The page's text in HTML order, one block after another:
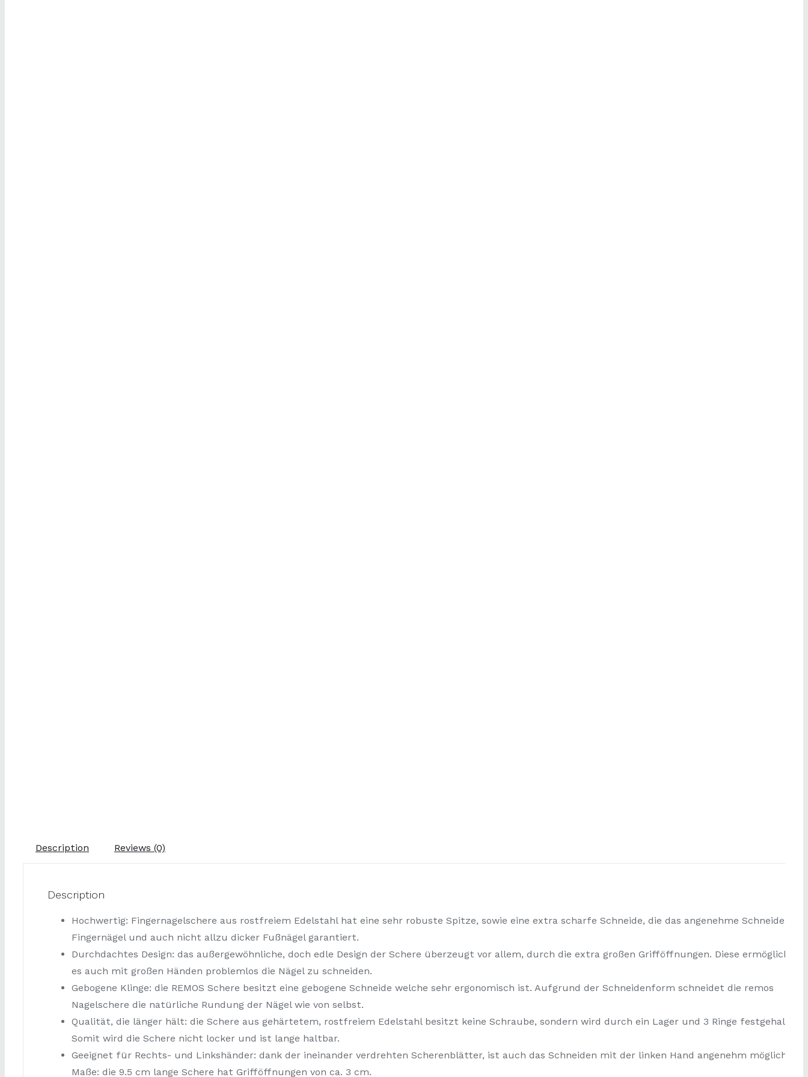
Description Reviews (0)
Description
Hochwertig: Fingernagelschere aus rostfreiem Edelstahl hat eine sehr robuste Spitze, sowie eine extra scharfe Schneide, die das angenehme Schneiden
Fingernägel und auch nicht allzu dicker Fußnägel garantiert.
Durchdachtes Design: das außergewöhnliche, doch edle Design der Schere überzeugt vor allem, durch die extra großen Grifföffnungen. Diese ermöglichen
es auch mit großen Händen problemlos die Nägel zu schneiden.
Gebogene Klinge: die REMOS Schere besitzt eine gebogene Schneide welche sehr ergonomisch ist. Aufgrund der Schneidenform schneidet die remos
Nagelschere die natürliche Rundung der Nägel wie von selbst.
Qualität, die länger hält: die Schere aus gehärtetem, rostfreiem Edelstahl besitzt keine Schraube, sondern wird durch ein Lager und 3 Ringe festgehalten.
Somit wird die Schere nicht locker und ist lange haltbar.
Geeignet für Rechts- und Linkshänder: dank der ineinander verdrehten Scherenblätter, ist auch das Schneiden mit der linken Hand angenehm möglich.
Maße: die 9.5 cm lange Schere hat Grifföffnungen von ca. 3 cm.